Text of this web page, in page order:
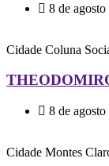
8 de
Cidade Coluna
8 de
Cidade Montes